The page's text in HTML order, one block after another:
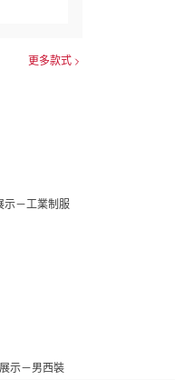
更多款式
示－工業制服
示－男西裝